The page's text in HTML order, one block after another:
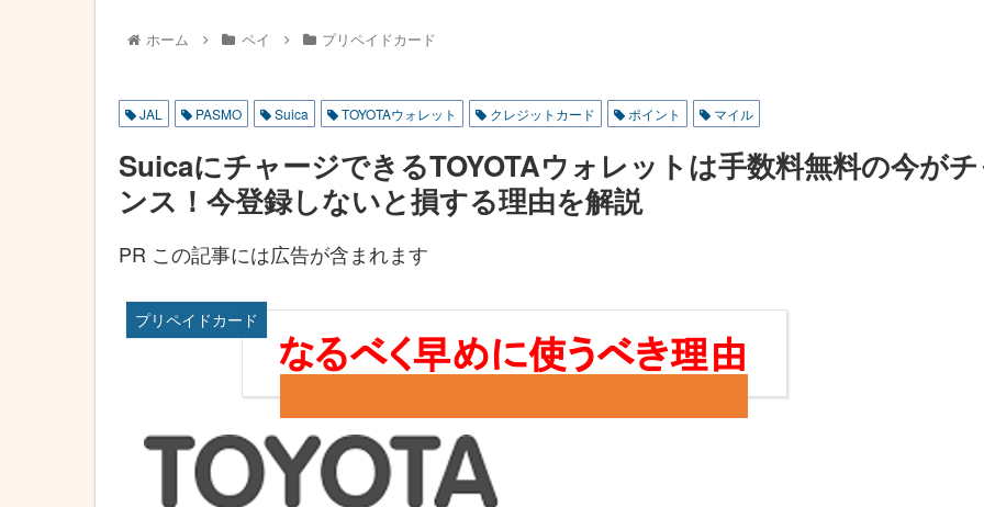
ホーム ペイ プリペイドカード
JAL PASMO Suica TOYOTAウォレット クレジットカード ポイント マイル
SuicaにチャージできるTOYOTAウォレットは手数料無料の今が
ンス！今登録しないと損する理由を解説
PR この記事には広告が含まれます
プリペイドカード